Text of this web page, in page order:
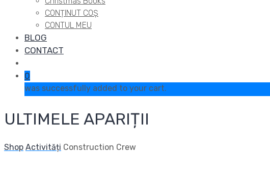
CONȚINUT COȘ
CONTUL MEU
BLOG
CONTACT
0
was successfully added to your cart.
ULTIMELE APARIȚII
Shop Activități Construction Crew